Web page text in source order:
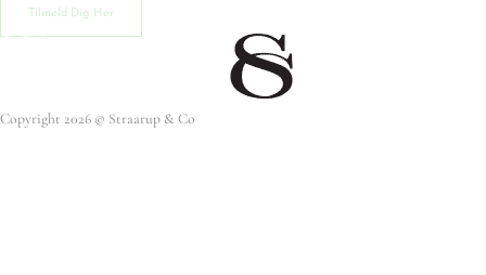
Tilmeld Dig Her
Copyright 2026 © Straarup & Co